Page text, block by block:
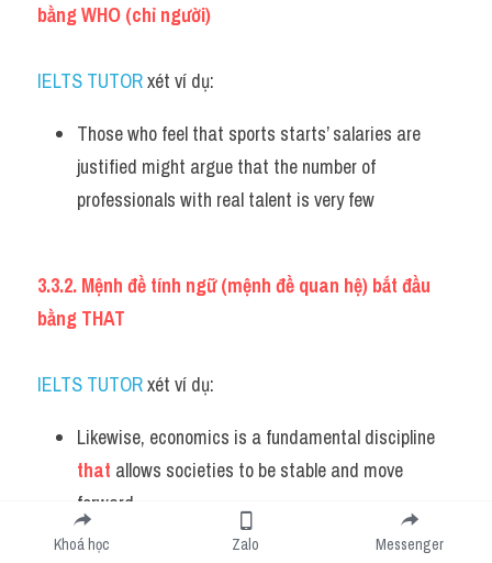
bằng WHO (chỉ người)
IELTS TUTOR xét ví dụ:
Those who feel that sports starts’ salaries are
justified might argue that the number of
professionals with real talent is very few
3.3.2. Mệnh đề tính ngữ (mệnh đề quan hệ) bắt đầu
bằng THAT
IELTS TUTOR xét ví dụ:
that allows societies to be stable and move
forward
Khoá học Zalo Messenger